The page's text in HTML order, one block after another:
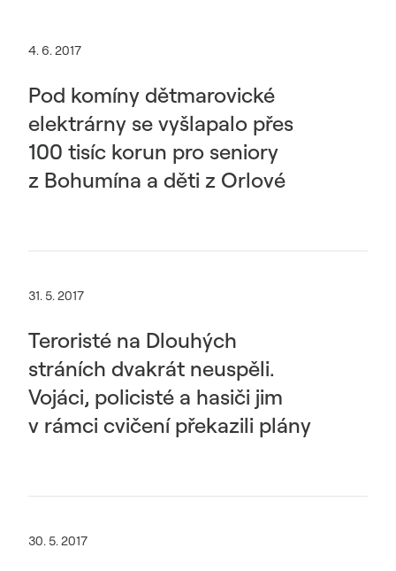
4. 6. 2017
Pod komíny dětmarovické
elektrárny se vyšlapalo přes
100 tisíc korun pro seniory
z Bohumína a děti z Orlové
31. 5. 2017
Teroristé na Dlouhých
stráních dvakrát neuspěli.
Vojáci, policisté a hasiči jim
v rámci cvičení překazili plány
30. 5. 2017